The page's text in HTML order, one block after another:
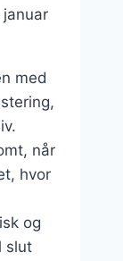
januar
med
når
hvor
og
slut